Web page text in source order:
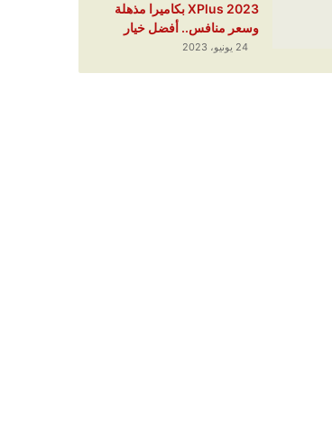
XPlus 2023 بكاميرا مذهلة
وسعر منافس.. أفضل خيار
24 يونيو، 2023